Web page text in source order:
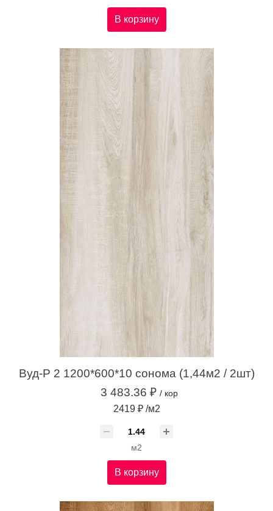
В корзину
Вуд-Р 2 1200*600*10 сонома (1,44м2 / 2шт)
3 483.36 ₽ / кор
2419 ₽ /м2
м2
В корзину